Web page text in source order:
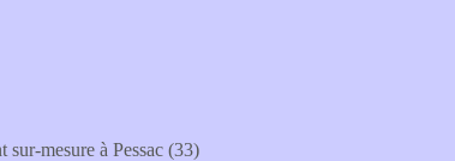
mesure à Pessac (33)